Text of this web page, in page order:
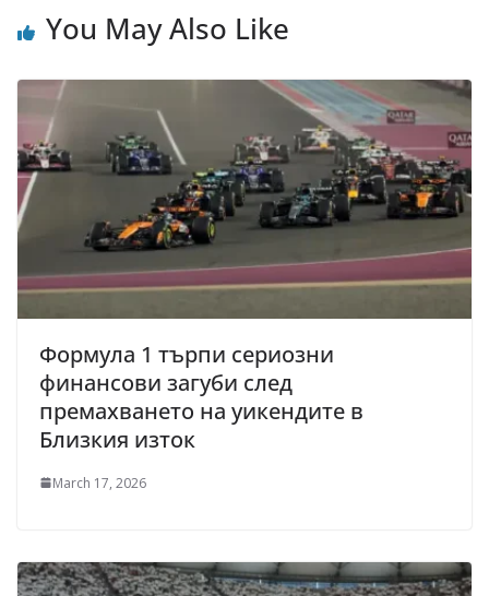
You May Also Like
Формула 1 търпи сериозни
финансови загуби след
премахването на уикендите в
Близкия изток
March 17, 2026